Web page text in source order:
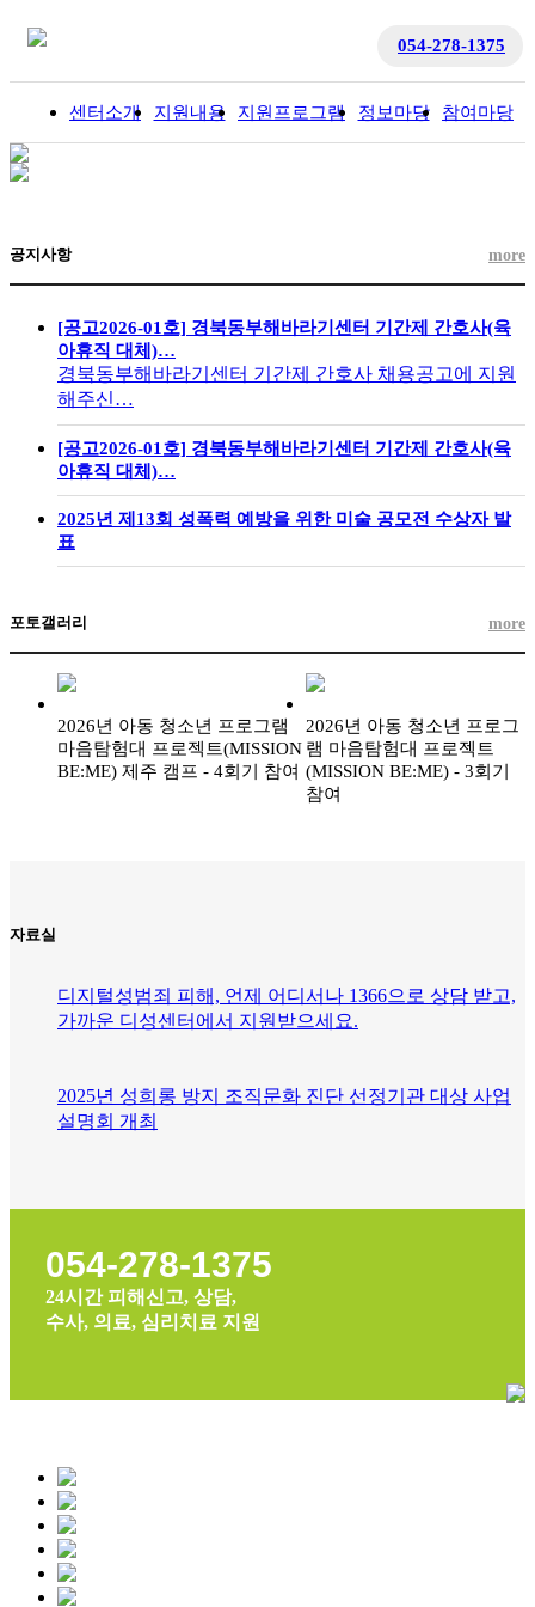
054-278-1375
센터소개 지원내용 지원프로그램 정보마당 참여마당
공지사항 more
[공고2026-01호] 경북동부해바라기센터 기간제 간호사(육
아휴직 대체)…
경북동부해바라기센터 기간제 간호사 채용공고에 지원
해주신…
[공고2026-01호] 경북동부해바라기센터 기간제 간호사(육
아휴직 대체)…
2025년 제13회 성폭력 예방을 위한 미술 공모전 수상자 발
표
포토갤러리 more
2026년 아동 청소년 프로그램
마음탐험대 프로젝트(MISSION
BE:ME) 제주 캠프 - 4회기 참여
2026년 아동 청소년 프로그
램 마음탐험대 프로젝트
(MISSION BE:ME) - 3회기
참여
자료실
디지털성범죄 피해, 언제 어디서나 1366으로 상담 받고,
가까운 디성센터에서 지원받으세요.
2025년 성희롱 방지 조직문화 진단 선정기관 대상 사업
설명회 개최
054-278-1375
24시간 피해신고, 상담,
수사, 의료, 심리치료 지원